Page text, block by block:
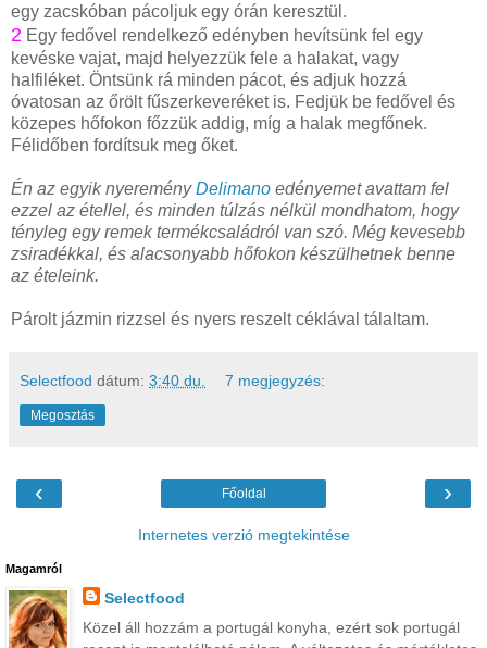
egy zacskóban pácoljuk egy órán keresztül.
2 Egy fedővel rendelkező edényben hevítsünk fel egy
kevéske vajat, majd helyezzük fele a halakat, vagy
halfiléket. Öntsünk rá minden pácot, és adjuk hozzá
óvatosan az őrölt fűszerkeveréket is. Fedjük be fedővel és
közepes hőfokon főzzük addig, míg a halak megfőnek.
Félidőben fordítsuk meg őket.
Én az egyik nyereményDelimano edényemet avattam fel
ezzel az étellel, és minden túlzás nélkül mondhatom, hogy
tényleg egy remek termékcsaládról van szó. Még kevesebb
zsiradékkal, és alacsonyabb hőfokon készülhetnek benne
az ételeink.
Párolt jázmin rizzsel és nyers reszelt céklával tálaltam.
Selectfood dátum: 3:40 du. 7 megjegyzés:
Megosztás
‹ ›
Főoldal
Internetes verzió megtekintése
Magamról
Selectfood
Közel áll hozzám a portugál konyha, ezért sok portugál